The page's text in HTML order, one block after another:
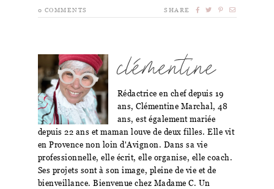
0 COMMENTS SHARE
clémentine
Rédactrice en chef depuis 19
ans, Clémentine Marchal, 48
ans, est également mariée
depuis 22 ans et maman louve de deux filles. Elle vit
en Provence non loin d'Avignon. Dans sa vie
professionnelle, elle écrit, elle organise, elle coach.
Ses projets sont à son image, pleine de vie et de
bienveillance. Bienvenue chez Madame C. Un